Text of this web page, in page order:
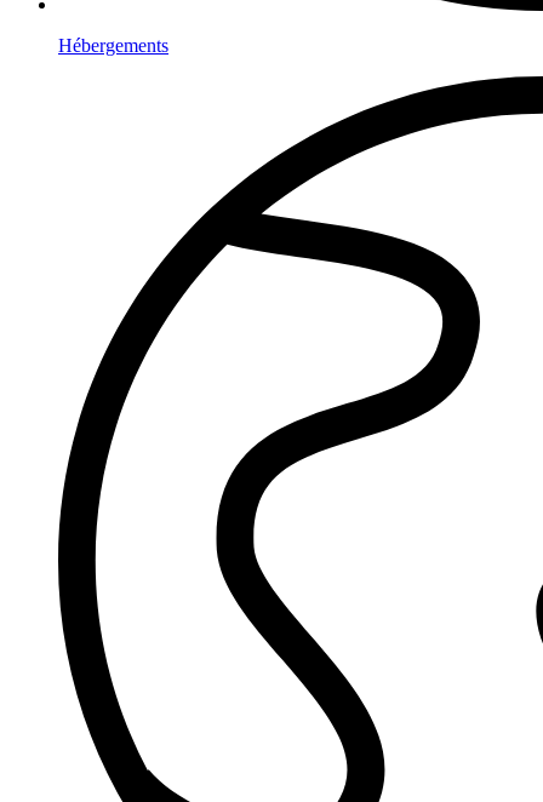
Hébergements